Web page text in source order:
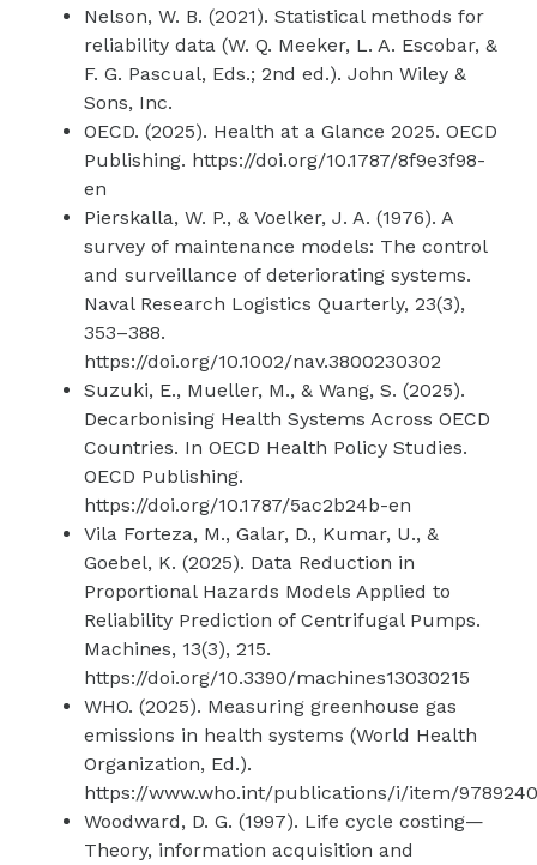
Nelson, W. B. (2021). Statistical methods for
reliability data (W. Q. Meeker, L. A. Escobar, &
F. G. Pascual, Eds.; 2nd ed.). John Wiley &
Sons, Inc.
OECD. (2025). Health at a Glance 2025. OECD
Publishing. https://doi.org/10.1787/8f9e3f98-
en
Pierskalla, W. P., & Voelker, J. A. (1976). A
survey of maintenance models: The control
and surveillance of deteriorating systems.
Naval Research Logistics Quarterly, 23(3),
353–388.
https://doi.org/10.1002/nav.3800230302
Suzuki, E., Mueller, M., & Wang, S. (2025).
Decarbonising Health Systems Across OECD
Countries. In OECD Health Policy Studies.
OECD Publishing.
https://doi.org/10.1787/5ac2b24b-en
Vila Forteza, M., Galar, D., Kumar, U., &
Goebel, K. (2025). Data Reduction in
Proportional Hazards Models Applied to
Reliability Prediction of Centrifugal Pumps.
Machines, 13(3), 215.
https://doi.org/10.3390/machines13030215
WHO. (2025). Measuring greenhouse gas
emissions in health systems (World Health
Organization, Ed.).
https://www.who.int/publications/i/item/
Woodward, D. G. (1997). Life cycle costing—
Theory, information acquisition and